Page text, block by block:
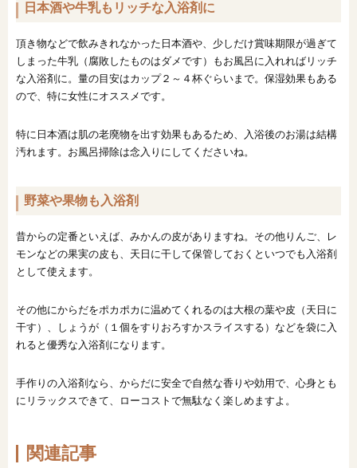
日本酒や牛乳もリッチな入浴剤に
頂き物などで飲みきれなかった日本酒や、少しだけ賞味期限が過ぎて
しまった牛乳（腐敗したものはダメです）もお風呂に入れればリッチ
な入浴剤に。量の目安はカップ２～４杯ぐらいまで。保湿効果もある
ので、特に女性にオススメです。
特に日本酒は肌の老廃物を出す効果もあるため、入浴後のお湯は結構
汚れます。お風呂掃除は念入りにしてくださいね。
野菜や果物も入浴剤
昔からの定番といえば、みかんの皮がありますね。その他りんご、レ
モンなどの果実の皮も、天日に干して保管しておくといつでも入浴剤
として使えます。
その他にからだをポカポカに温めてくれるのは大根の葉や皮（天日に
干す）、しょうが（１個をすりおろすかスライスする）などを袋に入
れると優秀な入浴剤になります。
手作りの入浴剤なら、からだに安全で自然な香りや効用で、心身とも
にリラックスできて、ローコストで無駄なく楽しめますよ。
関連記事